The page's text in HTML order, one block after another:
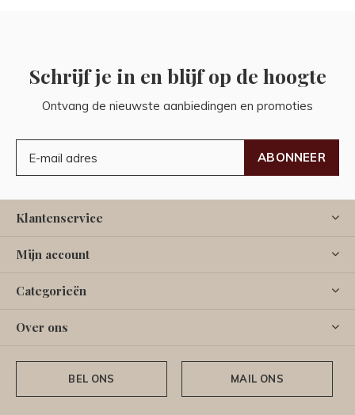
Schrijf je in en blijf op de hoogte
Ontvang de nieuwste aanbiedingen en promoties
ABONNEER
Klantenservice
Mijn account
Categorieën
Over ons
BEL ONS MAIL ONS